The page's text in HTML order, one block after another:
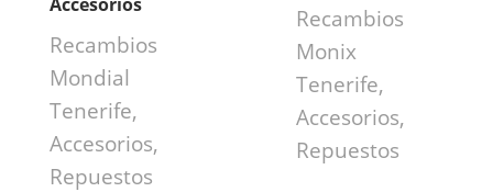
Recambios
Mondial
Tenerife,
Accesorios,
Repuestos
Recambios
Monix
Tenerife,
Accesorios,
Repuestos